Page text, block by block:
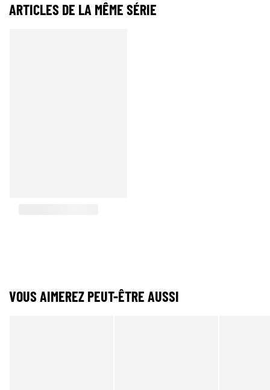
ARTICLES DE LA MÊME SÉRIE
VOUS AIMEREZ PEUT-ÊTRE AUSSI